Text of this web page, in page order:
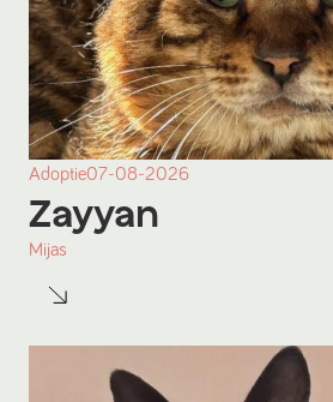
Adoptie07-08-2026
Zayyan
Mijas